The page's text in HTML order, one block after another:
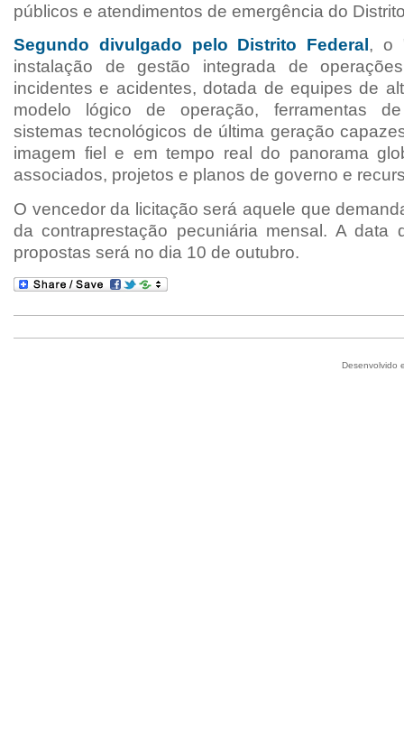
públicos e atendimentos de emergência do
Segundo divulgado pelo Distrito Federal , o
instalação de gestão integrada de
incidentes e acidentes, dotada de equipes de
modelo lógico de operação, ferramentas
sistemas tecnológicos de última geração
imagem fiel e em tempo real do panorama
associados, projetos e planos de governo e
O vencedor da licitação será aquele que
da contraprestação pecuniária mensal. A data
propostas será no dia 10 de outubro.
Desenvolvido